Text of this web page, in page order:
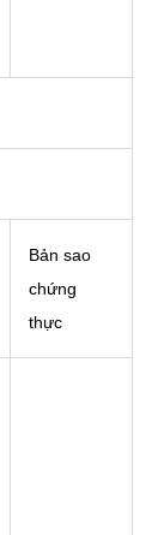
Bản sao
chứng
thực